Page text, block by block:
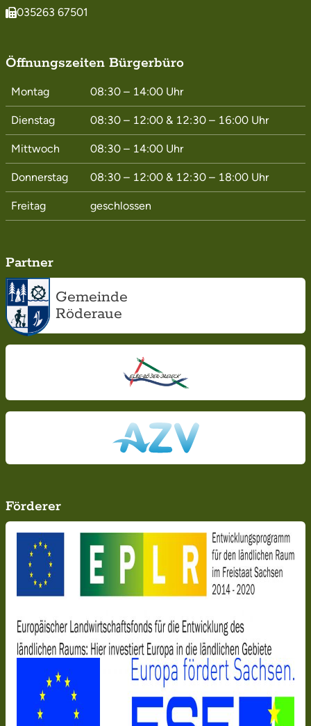
035263 67501
Öffnungszeiten Bürgerbüro
Montag 08:30 – 14:00 Uhr
Dienstag 08:30 – 12:00 & 12:30 – 16:00 Uhr
Mittwoch 08:30 – 14:00 Uhr
Donnerstag 08:30 – 12:00 & 12:30 – 18:00 Uhr
Freitag geschlossen
Partner
Gemeinde
Röderaue
Förderer